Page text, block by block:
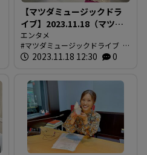
【マツダミュージックドラ
イブ】2023.11.18（マツダ
ミュージアム）
エンタメ
マツダミュージックドライブ
唐澤恋花
2023.11.18 12:30 0